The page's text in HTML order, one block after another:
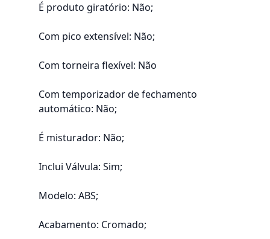
É produto giratório: Não;
Com pico extensível: Não;
Com torneira flexível: Não
Com temporizador de fechamento
automático: Não;
É misturador: Não;
Inclui Válvula: Sim;
Modelo: ABS;
Acabamento: Cromado;